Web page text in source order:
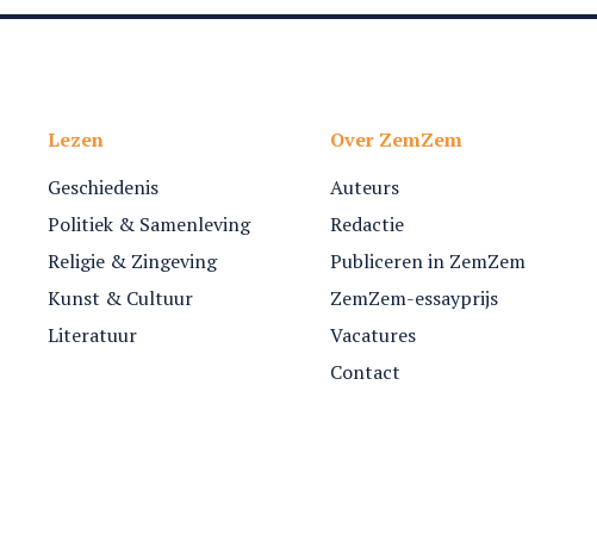
Lezen
Geschiedenis
Politiek & Samenleving
Religie & Zingeving
Kunst & Cultuur
Literatuur
Over ZemZem
Auteurs
Redactie
Publiceren in ZemZem
ZemZem-essayprijs
Vacatures
Contact